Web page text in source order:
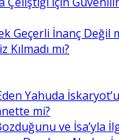
Geçerli İnanç Değil
Kılmadı mı?
Yahuda
mi?
ve İsa’yla